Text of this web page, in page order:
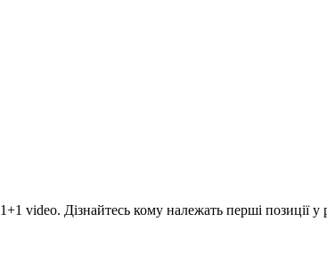
video. Дізнайтесь кому належать перші позиції